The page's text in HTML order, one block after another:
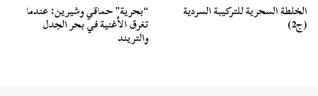
الخلطة السحرية للتركيبة السردية
(ج2)
“بحرية” حماقي وشيرين: عندما
تغرق الأغنية في بحر الجدل
والتريند